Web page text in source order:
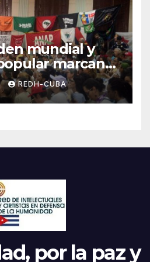
mundial y
marcan
IV Asamblea
ALBA
en Cuba
REDH-CUBA
por la paz y